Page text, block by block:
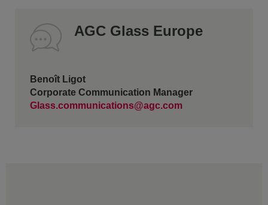
AGC Glass Europe
Benoît Ligot
Corporate Communication Manager
Glass.communications@agc.com